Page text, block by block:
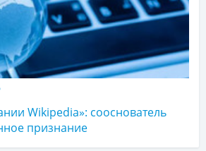
Wikipedia»: сооснователь
признание